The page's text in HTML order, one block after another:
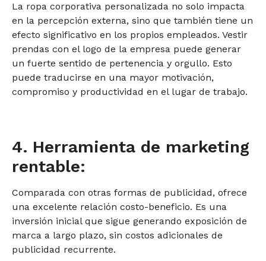
La ropa corporativa personalizada no solo impacta
en la percepción externa, sino que también tiene un
efecto significativo en los propios empleados. Vestir
prendas con el logo de la empresa puede generar
un fuerte sentido de pertenencia y orgullo. Esto
puede traducirse en una mayor motivación,
compromiso y productividad en el lugar de trabajo.
4. Herramienta de marketing
rentable:
Comparada con otras formas de publicidad, ofrece
una excelente relación costo-beneficio. Es una
inversión inicial que sigue generando exposición de
marca a largo plazo, sin costos adicionales de
publicidad recurrente.